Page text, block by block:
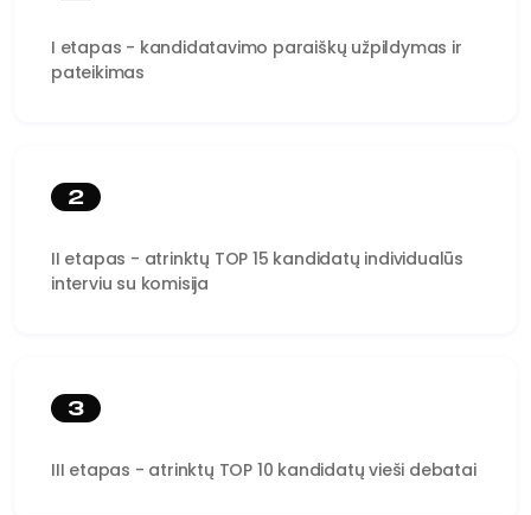
I etapas - kandidatavimo paraiškų užpildymas ir
pateikimas
2
II etapas - atrinktų TOP 15 kandidatų individualūs
interviu su komisija
3
III etapas - atrinktų TOP 10 kandidatų vieši debatai